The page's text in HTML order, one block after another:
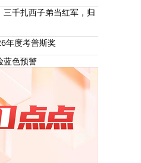
千扎西子弟当红军，归
年度考普斯奖
蓝色预警